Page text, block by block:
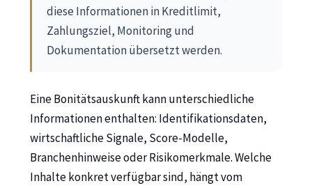
diese Informationen in Kreditlimit,
Zahlungsziel, Monitoring und
Dokumentation übersetzt werden.
Eine Bonitätsauskunft kann unterschiedliche
Informationen enthalten: Identifikationsdaten,
wirtschaftliche Signale, Score-Modelle,
Branchenhinweise oder Risikomerkmale. Welche
Inhalte konkret verfügbar sind, hängt vom